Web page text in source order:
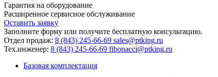
Гарантия на оборудование
Расширенное сервисное обслуживание
Оставить заявку
Заполните форму или получите бесплатную консультацию.
Отдел продаж: 8 (843) 245-66-69 sales@ptking.ru
Тех.инженер: 8 (843) 245-66-69 fibonacci@ptking.ru
Базовая комплектация